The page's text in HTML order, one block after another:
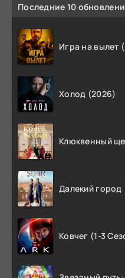
Последние 10
Игра на вылет
Холод (2026)
Клюквенный
Далекий город
Ковчег (1-3